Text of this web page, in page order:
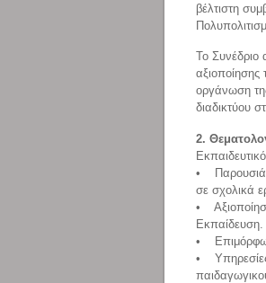
βέλτιστη
Το Συνέδριο
αξιοποίησης
οργάνωση
διαδικτύου
2.
•
σε σχολικά
•
Εκπαίδευση.
•
• Υπηρεσίες